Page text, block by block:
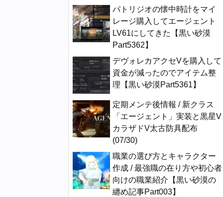
パトリジオの懐中時計をマイ
レージ購入してエージェント
LV61にしてきた【黒い砂漠
Part5362】
デヴォレカアクセVを購入して
資金が減ったのでアイテム整
理【黒い砂漠Part5361】
定期メンテ後情報 / 新クラス
「エージェント」実装と黒星V
カラザドV太古防具配布
(07/30)
職業の選び方とキャラクター
作成 / 最強職の在り方や初心者
向けの職業紹介【黒い砂漠の
纏め記事Part003】